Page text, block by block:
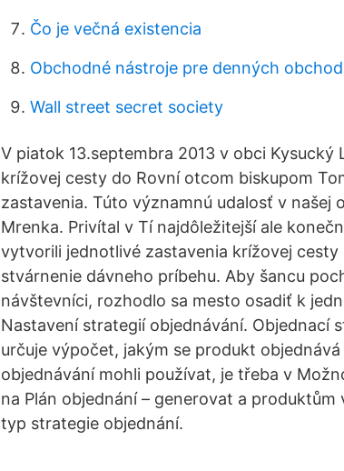
Čo je večná existencia
Obchodné nástroje pre denných
Wall street secret society
V piatok 13.septembra 2013 v obci
krížovej cesty do Rovní otcom biskupom
zastavenia. Túto významnú udalosť v našej
Mrenka. Privítal v Tí najdôležitejší ale
vytvorili jednotlivé zastavenia krížovej
stvárnenie dávneho príbehu. Aby šancu
návštevníci, rozhodlo sa mesto osadiť k
Nastavení strategií objednávání. Objednací
určuje výpočet, jakým se produkt
objednávání mohli používat, je třeba v
na Plán objednání – generovat a
typ strategie objednání.